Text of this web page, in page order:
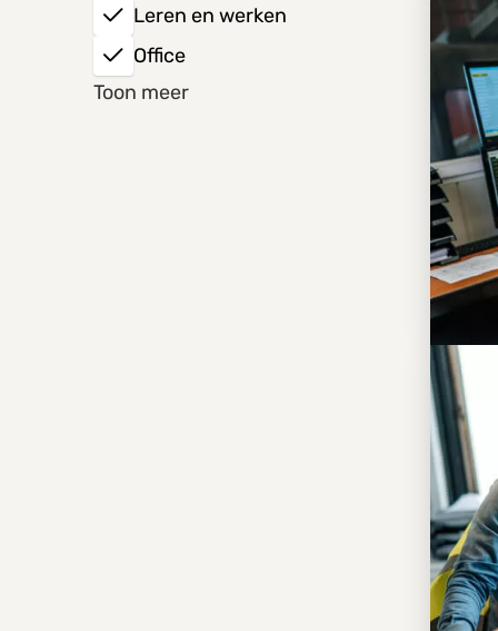
75 km
Leren en werken
Office
Techniek
Toon meer